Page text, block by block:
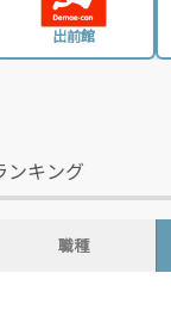
兵庫県 / 2,450件
和歌山県 / 294件
愛媛県 / 435件
福岡県 / 1,676件
出前館
ンキング
達員
職種